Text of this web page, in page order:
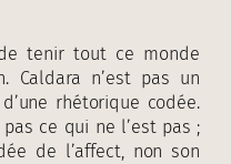
tenir tout ce monde
Caldara n’est pas un
rhétorique codée.
ce qui ne l’est pas ;
de l’affect, non son